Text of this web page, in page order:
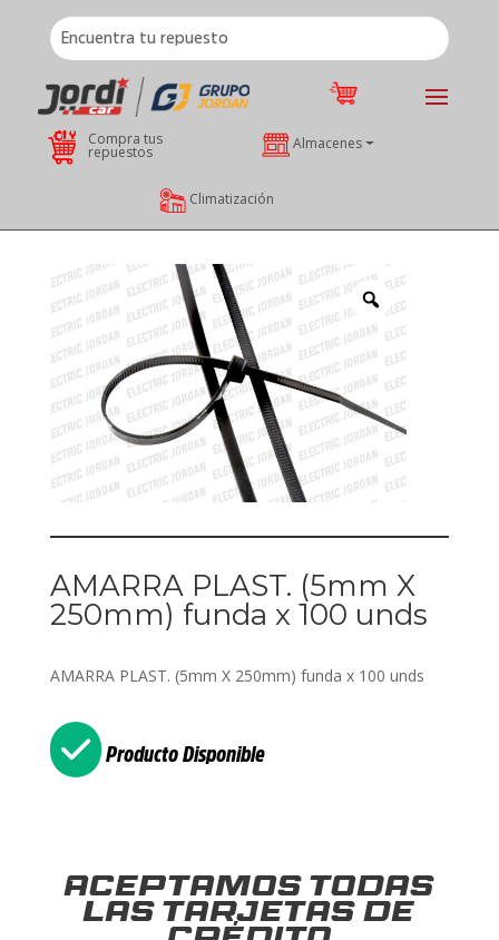
Compra tus
repuestos Almacenes
Climatización
AMARRA PLAST. (5mm X
250mm) funda x 100 unds
AMARRA PLAST. (5mm X 250mm) funda x 100 unds
Producto Disponible
Aceptamos todas
las tarjetas de